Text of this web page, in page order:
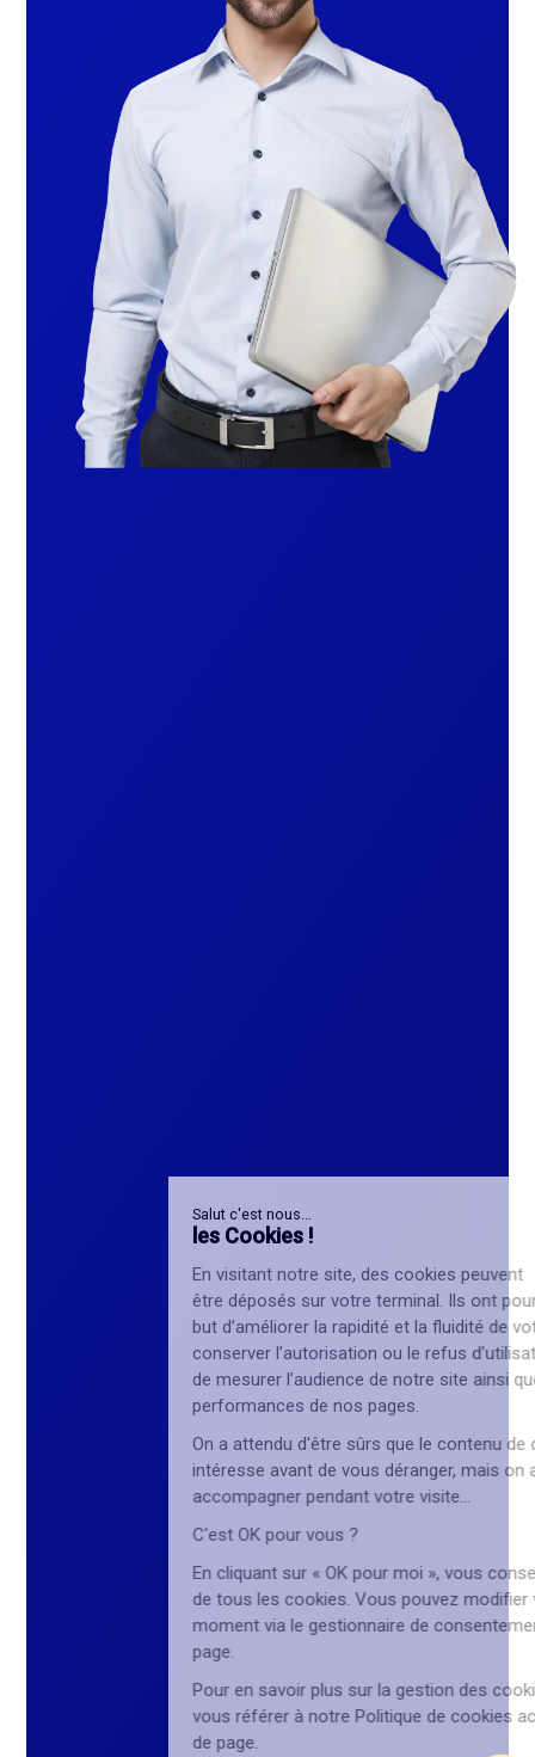
En visitant notre site, des cookies peuvent
être déposés sur votre terminal. Ils ont pour
but d’améliorer la rapidité et la fluidité de votre navigation, de
conserver l’autorisation ou le refus d’utilisation des cookies,
de mesurer l’audience de notre site ainsi que les
performances de nos pages.
On a attendu d'être sûrs que le contenu de ce site vous
intéresse avant de vous déranger, mais on aimerait bien vous
accompagner pendant votre visite...
C'est OK pour vous ?
En cliquant sur « OK pour moi », vous consentez à l’utilisation
de tous les cookies. Vous pouvez modifier vos choix à tout
moment via le gestionnaire de consentement en bas de
Pour en savoir plus sur la gestion des cookies, vous pouvez
vous référer à notre Politique de cookies accessible en bas